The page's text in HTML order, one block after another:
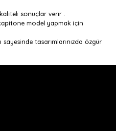
sonuçlar verir .
model yapmak için
sayesinde tasarımlarınızda özgür